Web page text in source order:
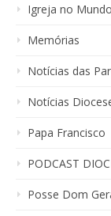
Igreja no Mundo
Memórias
Notícias das
Notícias
Papa Francisco
PODCAST
Posse Dom